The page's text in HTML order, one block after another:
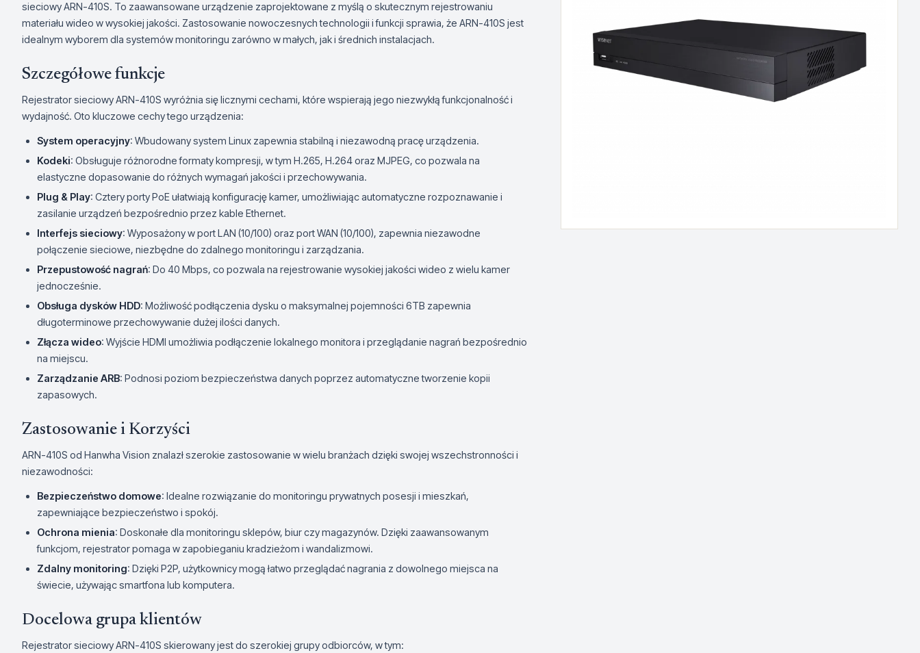
sieciowy ARN-410S. To zaawansowane urządzenie zaprojektowane z myślą o skutecznym rejestrowaniu
materiału wideo w wysokiej jakości. Zastosowanie nowoczesnych technologii i funkcji sprawia, że ARN-410S jest
idealnym wyborem dla systemów monitoringu zarówno w małych, jak i średnich instalacjach.
Szczegółowe funkcje
Rejestrator sieciowy ARN-410S wyróżnia się licznymi cechami, które wspierają jego niezwykłą funkcjonalność i
wydajność. Oto kluczowe cechy tego urządzenia:
System operacyjny: Wbudowany system Linux zapewnia stabilną i niezawodną pracę urządzenia.
Kodeki: Obsługuje różnorodne formaty kompresji, w tym H.265, H.264 oraz MJPEG, co pozwala na
elastyczne dopasowanie do różnych wymagań jakości i przechowywania.
Plug & Play: Cztery porty PoE ułatwiają konfigurację kamer, umożliwiając automatyczne rozpoznawanie i
zasilanie urządzeń bezpośrednio przez kable Ethernet.
Interfejs sieciowy: Wyposażony w port LAN (10/100) oraz port WAN (10/100), zapewnia niezawodne
połączenie sieciowe, niezbędne do zdalnego monitoringu i zarządzania.
Przepustowość nagrań: Do 40 Mbps, co pozwala na rejestrowanie wysokiej jakości wideo z wielu kamer
jednocześnie.
Obsługa dysków HDD: Możliwość podłączenia dysku o maksymalnej pojemności 6TB zapewnia
długoterminowe przechowywanie dużej ilości danych.
Złącza wideo: Wyjście HDMI umożliwia podłączenie lokalnego monitora i przeglądanie nagrań bezpośrednio
na miejscu.
Zarządzanie ARB: Podnosi poziom bezpieczeństwa danych poprzez automatyczne tworzenie kopii
zapasowych.
Zastosowanie i Korzyści
ARN-410S od Hanwha Vision znalazł szerokie zastosowanie w wielu branżach dzięki swojej wszechstronności i
niezawodności:
Bezpieczeństwo domowe: Idealne rozwiązanie do monitoringu prywatnych posesji i mieszkań,
zapewniające bezpieczeństwo i spokój.
Ochrona mienia: Doskonałe dla monitoringu sklepów, biur czy magazynów. Dzięki zaawansowanym
funkcjom, rejestrator pomaga w zapobieganiu kradzieżom i wandalizmowi.
Zdalny monitoring: Dzięki P2P, użytkownicy mogą łatwo przeglądać nagrania z dowolnego miejsca na
świecie, używając smartfona lub komputera.
Docelowa grupa klientów
Rejestrator sieciowy ARN-410S skierowany jest do szerokiej grupy odbiorców, w tym: